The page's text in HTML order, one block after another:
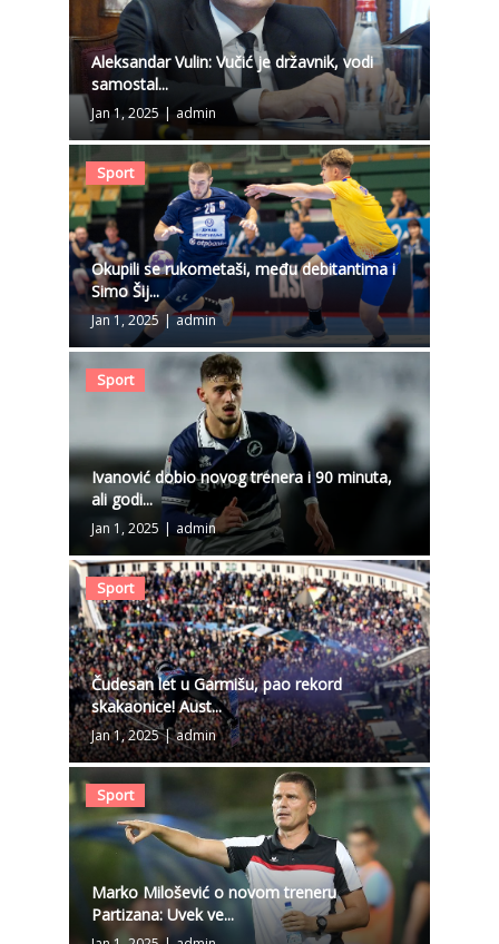
Aleksandar Vulin: Vučić je državnik, vodi
samostal...
Jan 1, 2025 | admin
Sport
Okupili se rukometaši, među debitantima i
Simo Šij...
Jan 1, 2025 | admin
Sport
Ivanović dobio novog trenera i 90 minuta,
ali godi...
Jan 1, 2025 | admin
Sport
Čudesan let u Garmišu, pao rekord
skakaonice! Aust...
Jan 1, 2025 | admin
Sport
Marko Milošević o novom treneru
Partizana: Uvek ve...